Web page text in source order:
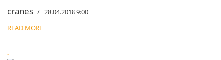
cranes / 28.04.2018 9:00
READ MORE
"